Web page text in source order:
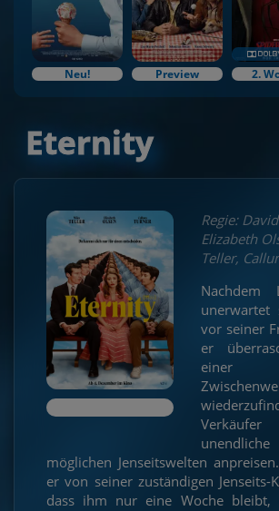
Neu! Preview 2.
Eternity
Regie:
Elizabeth
Teller,
Nachdem
vor seiner
er
einer
möglichen Jenseitswelten
er von seiner zuständigen Jenseits-
dass ihm nur eine Woche